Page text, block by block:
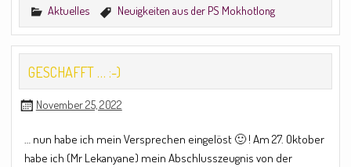
Aktuelles Neuigkeiten aus der PS Mokhotlong
GESCHAFFT … :-)
November 25, 2022
… nun habe ich mein Versprechen eingelöst 🙂 ! Am 27. Oktober
habe ich (Mr Lekanyane) mein Abschlusszeugnis von der